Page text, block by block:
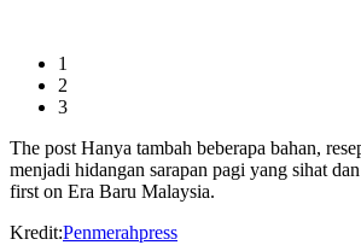
1
2
3
The post Hanya tambah beberapa bahan,
menjadi hidangan sarapan pagi yang sihat
first on Era Baru Malaysia.
Kredit:Penmerahpress